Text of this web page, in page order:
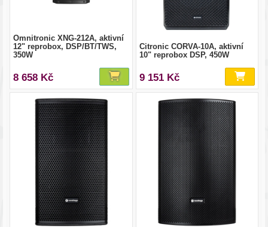
Omnitronic XNG-212A, aktivní
12" reprobox, DSP/BT/TWS,
350W
8 658 Kč
Citronic CORVA-10A, aktivní
10" reprobox DSP, 450W
9 151 Kč